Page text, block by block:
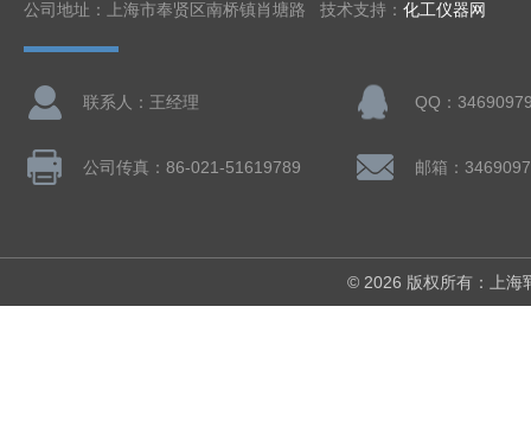
公司地址：上海市奉贤区南桥镇肖塘路 技术支持： 化工仪器网
联系人：王经理 QQ：
公司传真：86-021-51619789 邮箱：
© 2026 版权所有：上